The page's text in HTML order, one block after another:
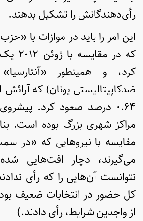
رأی‌دهندگانش را تشکیل بدهند.
این امر را باید در موازات با
که در
کرد، و همینطور
۰.۶۴ درصد صعود کرد.
مراکز شهری بزرگ بوده است.
مقایسه با نیروهایی که «در
می‌گیرند، دچار افت‌هایی
نتوانست آن‌هایی را که رأی
از واجدین شرایط، رأی دادند.)